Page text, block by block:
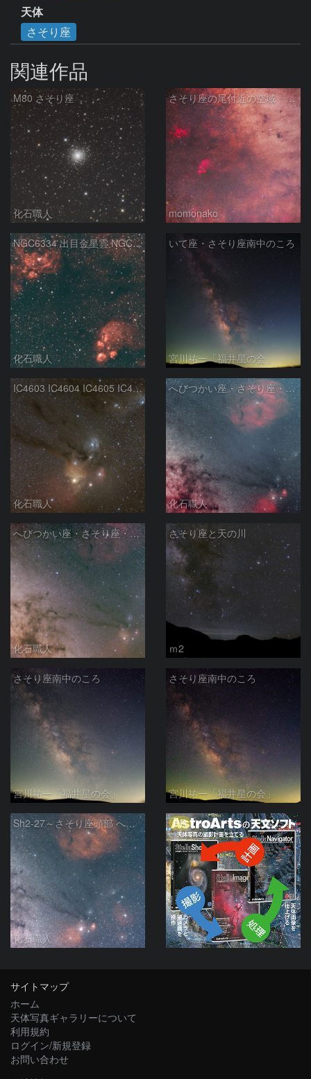
天体
さそり座
関連作品
M80 さそり座
化石職人
さそり座の尾付近の空域 260718
momonako
NGC6334 出目金星雲 NGC6357 彼岸花星雲 さそり座
化石職人
いて座・さそり座南中のころ
宮川祐一「福井星の会」
IC4603 IC4604 IC4605 IC4606 Sh2-9 IC4592 カラフルタウン 青い馬頭星雲 さそり座
化石職人
へびつかい座・さそり座・いて座と天の川
化石職人
へびつかい座・さそり座・いて座と天の川
化石職人
さそり座と天の川
ｍ2
さそり座南中のころ
宮川祐一「福井星の会」
さそり座南中のころ
宮川祐一「福井星の会」
Sh2-27～さそり座頭部 へびつかい座 さそり座
化石職人
PR
サイトマップ
ホーム
天体写真ギャラリーについて
利用規約
ログイン/新規登録
お問い合わせ